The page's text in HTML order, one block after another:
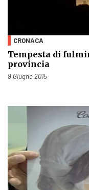
CRONACA
Tempesta di
provincia
Pubblicato il
9 Giugno 2015